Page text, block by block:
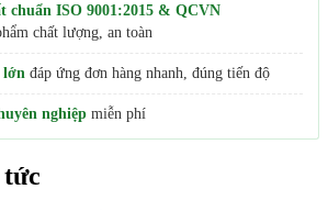
chuẩn ISO 9001:2015 & QCVN
chất lượng, an toàn
lớn đáp ứng đơn hàng nhanh, đúng tiến độ
nghiệp miễn phí